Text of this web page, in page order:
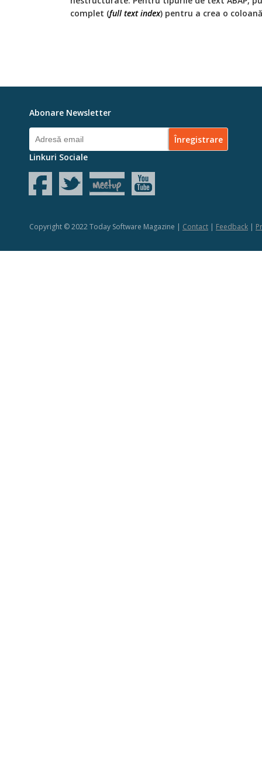
complet (full text index) pentru a crea o
Abonare Newsletter
Linkuri Sociale
Copyright © 2022 Today Software Magazine | Contact | Feedback |